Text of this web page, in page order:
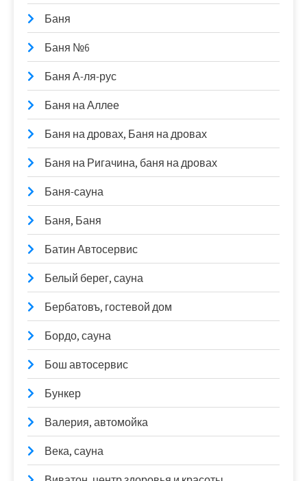
Баня
Баня №6
Баня А-ля-рус
Баня на Аллее
Баня на дровах, Баня на дровах
Баня на Ригачина, баня на дровах
Баня-сауна
Баня, Баня
Батин Автосервис
Белый берег, сауна
Бербатовъ, гостевой дом
Бордо, сауна
Бош автосервис
Бункер
Валерия, автомойка
Века, сауна